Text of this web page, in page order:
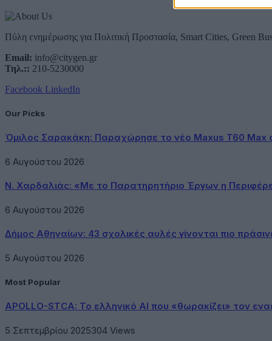
Πύλη ενημέρωσης για Πολιτική Προστασία, Smart Cities, Green
Email: info@citygen.gr
Τηλ.:: 210-5230000
Facebook LinkedIn
Our Picks
Όμιλος Σαρακάκη: Παραχώρησε το νέο Maxus T60 Max
6 Αυγούστου 2026
Ν. Χαρδαλιάς: «Με το Παρατηρητήριο Έργων η
6 Αυγούστου 2026
Δήμος Αθηναίων: 43 σχολικές αυλές γίνονται πιο
5 Αυγούστου 2026
Most Popular
APOLLO-STCA: Το ελληνικό AI που «θωρακίζει» τον
5 Σεπτεμβρίου 2025304 Views